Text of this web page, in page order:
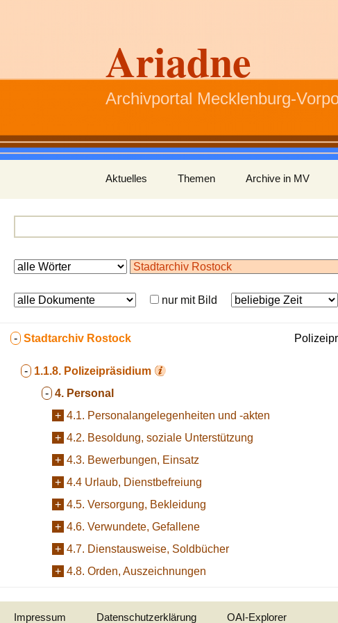
Ariadne
Archivportal Mecklenburg-
Inhalt
springen
Aktuelles Themen Archive in MV
nur mit Bild
- Stadtarchiv Rostock
- 1.1.8. Polizeipräsidium
- 4. Personal
+ 4.1. Personalangelegenheiten und -akten
+ 4.2. Besoldung, soziale Unterstützung
+ 4.3. Bewerbungen, Einsatz
+ 4.4 Urlaub, Dienstbefreiung
+ 4.5. Versorgung, Bekleidung
+ 4.6. Verwundete, Gefallene
+ 4.7. Dienstausweise, Soldbücher
+ 4.8. Orden, Auszeichnungen
Impressum Datenschutzerklärung OAI-Explorer